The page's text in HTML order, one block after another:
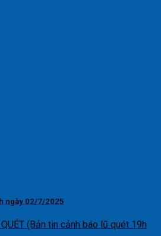
ngày 02/7/2025
(Bản tin cảnh báo lũ quét 19h